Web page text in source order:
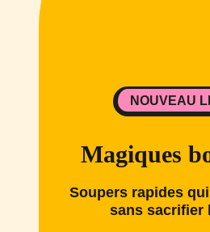
Magiques
Soupers rapides
sans sacrifier
NOUVEAU